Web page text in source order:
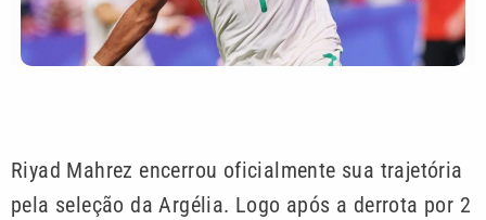
Riyad Mahrez encerrou oficialmente sua trajetória
pela seleção da Argélia. Logo após a derrota por 2